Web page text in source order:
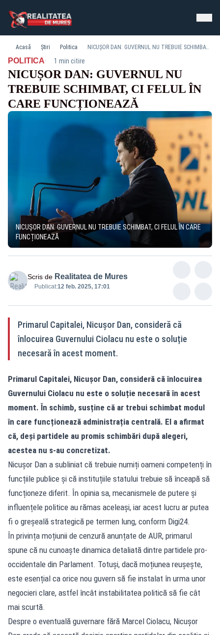
Acasă Știri Politica NICUȘOR DAN: GUVERNUL NU TREBUIE SCHIMBAT, CI FELUL ÎN CARE FUNCȚIONEAZĂ
POLITICA· 1 min citire
NICUȘOR DAN: GUVERNUL NU
TREBUIE SCHIMBAT, CI FELUL ÎN
CARE FUNCȚIONEAZĂ
NICUȘOR DAN: GUVERNUL NU TREBUIE SCHIMBAT, CI FELUL ÎN CARE
FUNCȚIONEAZĂ
Scris de Realitatea de Mures
Publicat:12 feb. 2025, 17:01
Primarul Capitalei, Nicușor Dan, consideră că
înlocuirea Guvernului Ciolacu nu este o soluție
necesară în acest moment.
Primarul Capitalei, Nicușor Dan, consideră că înlocuirea
Guvernului Ciolacu nu este o soluție necesară în acest
moment. În schimb, susține că ar trebui schimbat modul
în care funcționează administrația centrală. El a afirmat
că, deși partidele au promis schimbări după alegeri,
acestea nu s-au concretizat.
Nicușor Dan a subliniat că trebuie numiți oameni competenți în
funcțiile publice și că instituțiile statului trebuie să înceapă să
funcționeze diferit. În opinia sa, mecanismele de putere și
influențele politice au rămas aceleași, iar acest lucru ar putea
fi o greșeală strategică pe termen lung, conform Digi24.
În privința moțiunii de cenzură anunțate de AUR, primarul
spune că nu cunoaște dinamica detaliată dintre partidele pro-
occidentale din Parlament. Totuși, dacă moțiunea reușește,
este esențial ca orice nou guvern să fie instalat în urma unor
negocieri clare, astfel încât instabilitatea politică să fie cât
mai scurtă.
Despre o eventuală guvernare fără Marcel Ciolacu, Nicușor